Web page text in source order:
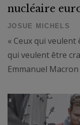
nucléaire
JOSUE MICHELS
« Ceux qui
qui veulent être
Emmanuel Macron